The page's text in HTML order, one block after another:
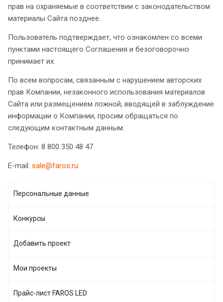
прав на охраняемые в соответствии с законодательством
материалы Сайта позднее.
Пользователь подтверждает, что ознакомлен со всеми
пунктами настоящего Соглашения и безоговорочно
принимает их.
По всем вопросам, связанным с нарушением авторских
прав Компании, незаконного использования материалов
Сайта или размещением ложной, вводящей в заблуждение
информации о Компании, просим обращаться по
следующим контактным данным:
Телефон: 8 800 350 48 47
E-mail: sale@faros.ru
Персональные данные
Конкурсы
Добавить проект
Мои проекты
Прайс-лист FAROS LED